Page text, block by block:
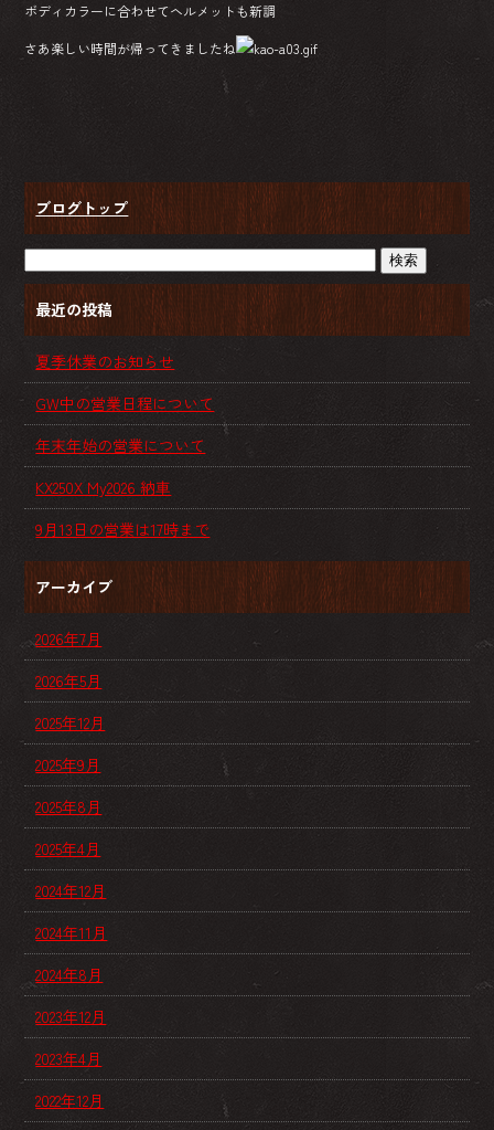
ボディカラーに合わせてヘルメットも新調
さあ楽しい時間が帰ってきましたね
ブログトップ
最近の投稿
夏季休業のお知らせ
GW中の営業日程について
年末年始の営業について
KX250X My2026 納車
9月13日の営業は17時まで
アーカイブ
2026年7月
2026年5月
2025年12月
2025年9月
2025年8月
2025年4月
2024年12月
2024年11月
2024年8月
2023年12月
2023年4月
2022年12月